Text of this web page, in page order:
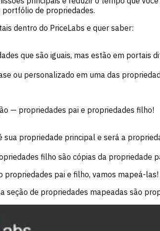
de propriedades.
dentro do PriceLabs e quer saber:
que são iguais, mas estão em portais
ou personalizado em uma das
— propriedades pai e propriedades filho!
sua propriedade principal e será a
filho são cópias da propriedade
propriedades pai e filho, vamos mapeá-
seção de propriedades mapeadas são